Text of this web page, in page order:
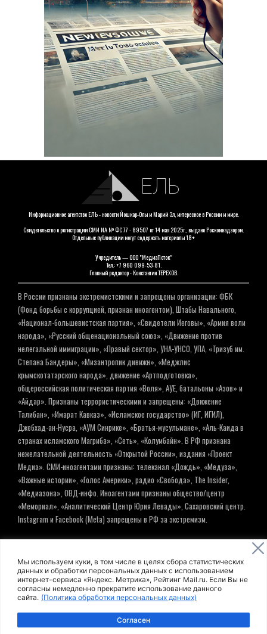
Мы используем куки, в том числе в целях сбора статистических
данных и обработки персональных данных с использованием
интернет-сервиса «Яндекс. Метрика», Рейтинг Mail.ru. Если Вы не
согласны немедленно прекратите использование данного
сайта. (Политика обработки персональных данных)
Согласен
ЕЛЬ
Информационное агентство ЕЛЬ - новости Йошкар-Олы и Марий Эл, интересное в России и мире.
Свидетельство о регистрации СМИ ИА № ФС 77 - 89507 от 14 мая 2025г., выдано Роскомнадзором.
Отдельные публикации могут содержать материалы 18+
Учредитель — ООО "МедиаПоток"
Тел.: +7 960 099-53-81.
Главный редактор - Константин ТЕРЕХОВ.
В России признаны экстремистскими и запрещены организации: ФБК
(Фонд борьбы с коррупцией, признан иноагентом), Штабы Навального,
«Национал-большевистская партия», «Свидетели Иеговы», «Армия воли
народа», «Русский общенациональный союз», «Движение против
нелегальной иммиграции», «Правый сектор», УНА-УНСО, УПА, «Тризуб им.
Степана Бандеры», «Мизантропик дивижн», «Меджлис
крымскотатарского народа», движение «Артподготовка»,
общероссийская политическая партия «Воля», АУЕ, батальоны «Азов» и
«Айдар». Признаны террористическими и запрещены: «Движение
Талибан», «Имарат Кавказ», «Исламское государство» (ИГ, ИГИЛ),
Джебхад-ан-Нусра, «АУМ Синрике», «Братья-мусульмане», «Аль-Каида в
странах исламского Магриба», «Сеть», «Колумбайн». В РФ признана
нежелательной деятельность «Открытой России», издания «Проект
Медиа». СМИ-иноагентами признаны: телеканал «Дождь», «Медуза»,
«Важные истории», «Голос Америки», радио «Свобода», The Insider,
«Медиазона», ОВД-инфо. Иноагентами признаны общество/центр
«Мемориал», «Аналитический Центр Юрия Левады», Сахаровский центр.
Instagram и Facebook (Metа) запрещены в РФ за экстремизм.
© ИНФОРМАЦИОННОЕ АГЕНТСТВО ЕЛЬ
Политика обработки персональных данных
Пользовательское соглашение